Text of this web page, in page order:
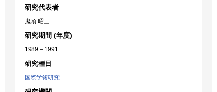
研究代表者
鬼頭 昭三
研究期間 (年度)
1989 – 1991
研究種目
国際学術研究